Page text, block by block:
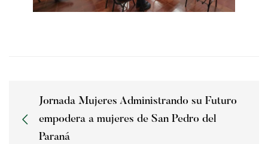
Jornada Mujeres Administrando su Futuro
empodera a mujeres de San Pedro del
Paraná